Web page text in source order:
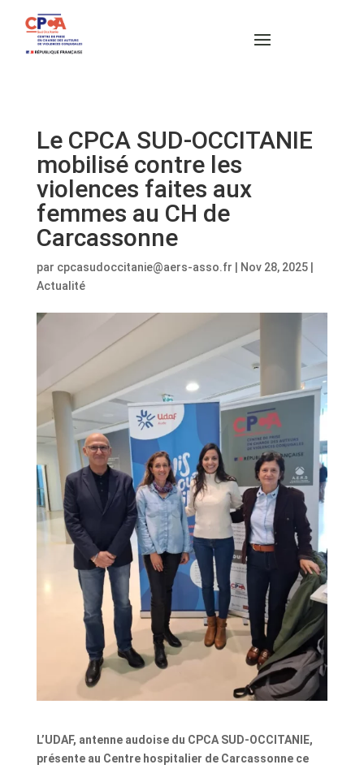
Le CPCA SUD-OCCITANIE
mobilisé contre les
violences faites aux
femmes au CH de
Carcassonne
par cpcasudoccitanie@aers-asso.fr Nov 28, 2025|
Actualité
L’UDAF, antenne audoise du CPCA SUD-OCCITANIE,
présente au Centre hospitalier de Carcassonne ce